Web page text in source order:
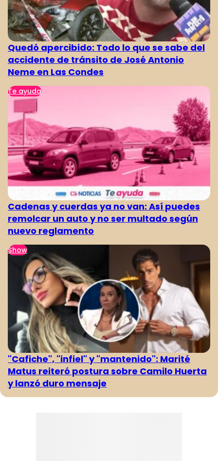
Quedó apercibido: Todo lo que se sabe del
accidente de tránsito de José Antonio
Neme en Las Condes
Te ayuda
Cadenas y cuerdas ya no van: Así puedes
remolcar un auto y no ser multado según
nuevo reglamento
Show
"Cafiche", "infiel" y "mantenido": Marité
Matus reiteró postura sobre Camilo Huerta
y lanzó duro mensaje